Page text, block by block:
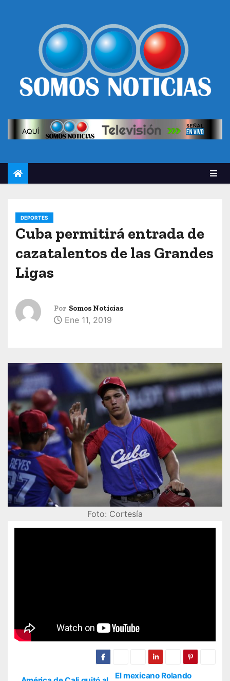
DEPORTES
Cuba permitirá entrada de
cazatalentos de las Grandes
Ligas
Por Somos Noticias
Ene 11, 2019
Foto: Cortesía
El mexicano Rolando